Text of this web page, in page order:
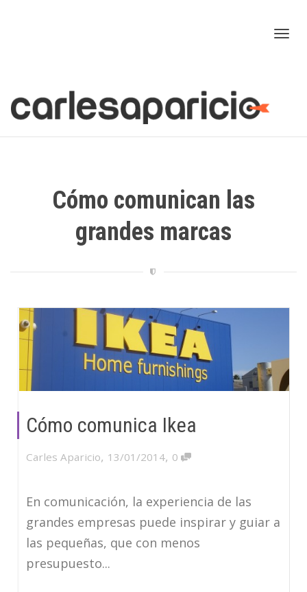
Cómo comunican las
grandes marcas
Cómo comunica Ikea
Carles Aparicio, 13/01/2014, 0
En comunicación, la experiencia de las
grandes empresas puede inspirar y guiar a
las pequeñas, que con menos
presupuesto...